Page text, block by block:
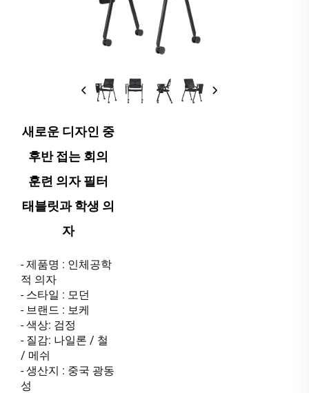
새로운 디자인 중
후반 접는 회의
훈련 의자 필터
태블릿과 학생 의
자
- 제품명 : 인체공학
적 의자
- 스타일 : 모던
- 브랜드 : 보케
- 색상: 검정
- 질감: 나일론 / 철
/ 메쉬
- 생산지 : 중국 광동
성